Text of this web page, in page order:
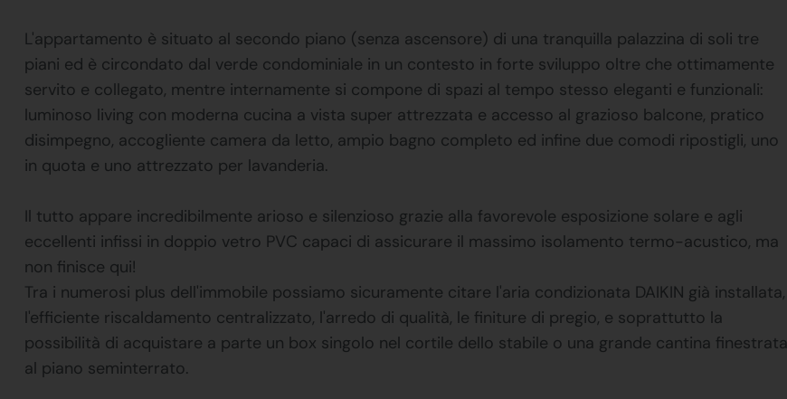
L'appartamento è situato al secondo piano (senza ascensore) di una tranquilla palazzina di soli tre
piani ed è circondato dal verde condominiale in un contesto in forte sviluppo oltre che ottimamente
servito e collegato, mentre internamente si compone di spazi al tempo stesso eleganti e funzionali:
luminoso living con moderna cucina a vista super attrezzata e accesso al grazioso balcone, pratico
disimpegno, accogliente camera da letto, ampio bagno completo ed infine due comodi ripostigli, uno
in quota e uno attrezzato per lavanderia.
Il tutto appare incredibilmente arioso e silenzioso grazie alla favorevole esposizione solare e agli
eccellenti infissi in doppio vetro PVC capaci di assicurare il massimo isolamento termo-acustico, ma
non finisce qui!
Tra i numerosi plus dell'immobile possiamo sicuramente citare l'aria condizionata DAIKIN già installata,
l'efficiente riscaldamento centralizzato, l'arredo di qualità, le finiture di pregio, e soprattutto la
possibilità di acquistare a parte un box singolo nel cortile dello stabile o una grande cantina finestrata
al piano seminterrato.